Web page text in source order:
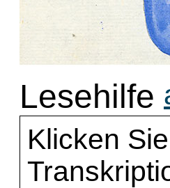
Lesehilfe
Klicken